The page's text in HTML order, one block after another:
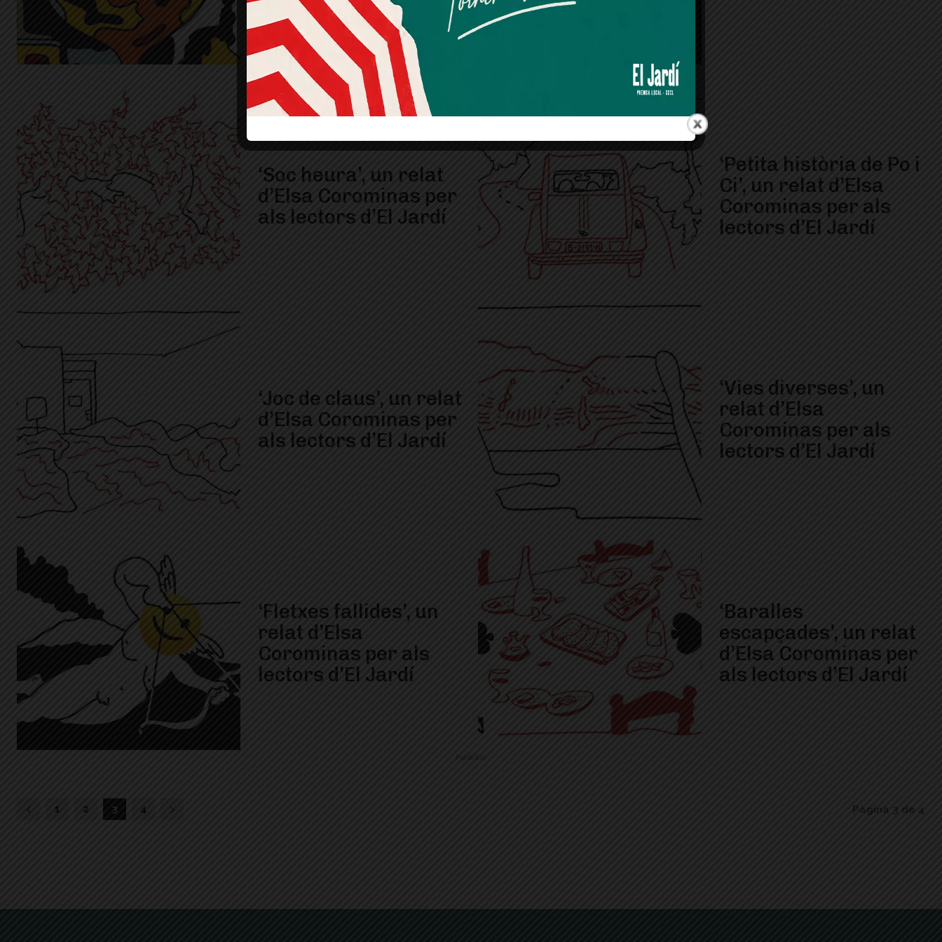
‘Soc heura’, un relat
d’Elsa Corominas per
als lectors d’El Jardí
‘Petita història de Po i
Ci’, un relat d’Elsa
Corominas per als
lectors d’El Jardí
‘Joc de claus’, un relat
d’Elsa Corominas per
als lectors d’El Jardí
‘Vies diverses’, un
relat d’Elsa
Corominas per als
lectors d’El Jardí
‘Fletxes fallides’, un
relat d’Elsa
Corominas per als
lectors d’El Jardí
‘Baralles
escapçades’, un relat
d’Elsa Corominas per
als lectors d’El Jardí
Publicitat
1 2 3 4 Pàgina 3 de 4
consentiment explícit per rebre comunicacions
informatives relacionades amb el servei. Aquest
consentiment pot ser revocat en qualsevol moment
mitjançant l’enllaç de baixa present a tots els correus.